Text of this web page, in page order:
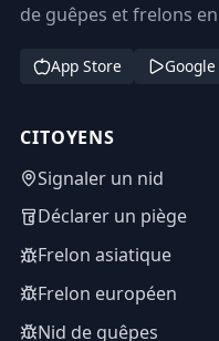
de guêpes et frelons
App Store
CITOYENS
Signaler un nid
Déclarer un piège
Frelon asiatique
Frelon européen
Nid de guêpes